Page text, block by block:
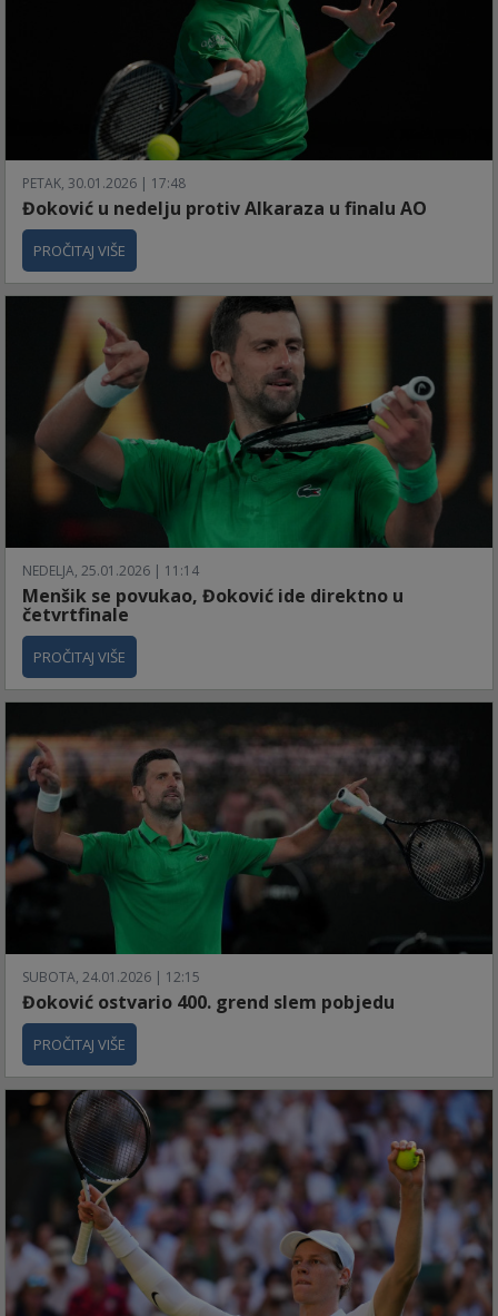
PETAK, 30.01.2026 | 17:48
Đoković u nedelju protiv Alkaraza u finalu AO
PROČITAJ VIŠE
NEDELJA, 25.01.2026 | 11:14
Menšik se povukao, Đoković ide direktno u
četvrtfinale
PROČITAJ VIŠE
SUBOTA, 24.01.2026 | 12:15
Đoković ostvario 400. grend slem pobjedu
PROČITAJ VIŠE